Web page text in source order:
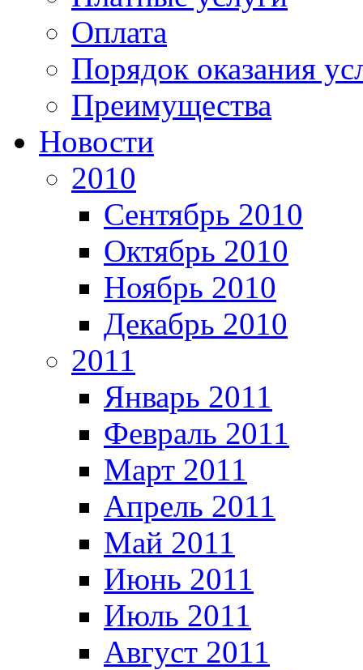
Оплата
Порядок оказания
Преимущества
Новости
2010
Сентябрь 2010
Октябрь 2010
Ноябрь 2010
Декабрь 2010
2011
Январь 2011
Февраль 2011
Март 2011
Апрель 2011
Май 2011
Июнь 2011
Июль 2011
Август 2011